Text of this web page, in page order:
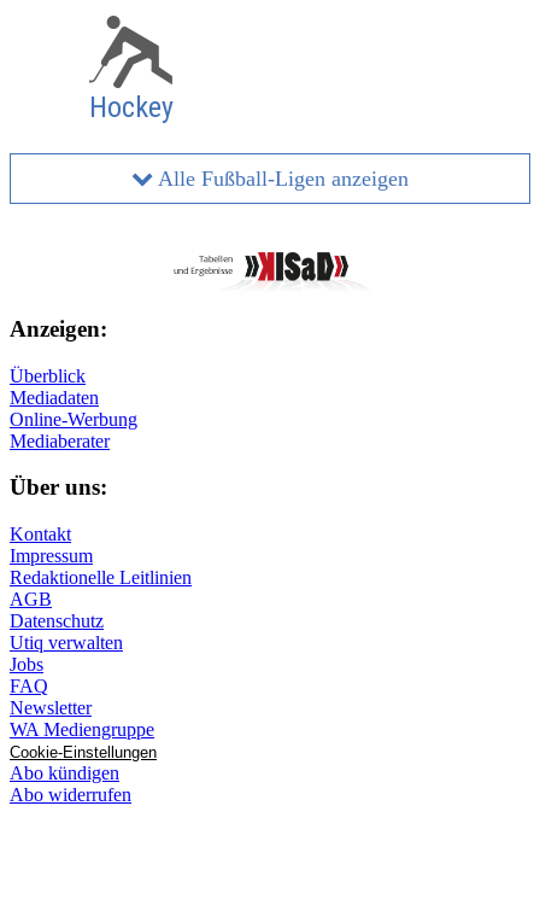
Hockey
Alle Fußball-Ligen anzeigen
Anzeigen:
Überblick
Mediadaten
Online-Werbung
Mediaberater
Über uns:
Kontakt
Impressum
Redaktionelle Leitlinien
AGB
Datenschutz
Utiq verwalten
Jobs
FAQ
Newsletter
WA Mediengruppe
Cookie-Einstellungen
Abo kündigen
Abo widerrufen